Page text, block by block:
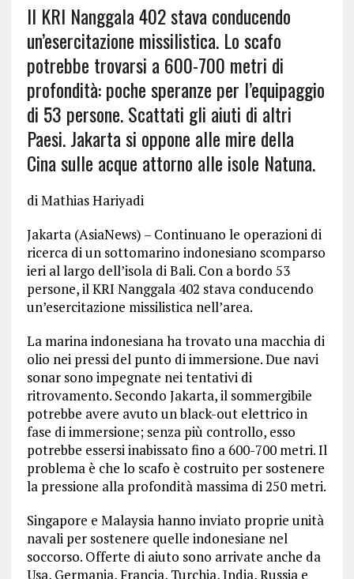
Il KRI Nanggala 402 stava conducendo
un’esercitazione missilistica. Lo scafo
potrebbe trovarsi a 600-700 metri di
profondità: poche speranze per l’equipaggio
di 53 persone. Scattati gli aiuti di altri
Paesi. Jakarta si oppone alle mire della
Cina sulle acque attorno alle isole Natuna.
di Mathias Hariyadi
Jakarta (AsiaNews) – Continuano le operazioni di
ricerca di un sottomarino indonesiano scomparso
ieri al largo dell’isola di Bali. Con a bordo 53
persone, il KRI Nanggala 402 stava conducendo
un’esercitazione missilistica nell’area.
La marina indonesiana ha trovato una macchia di
olio nei pressi del punto di immersione. Due navi
sonar sono impegnate nei tentativi di
ritrovamento. Secondo Jakarta, il sommergibile
potrebbe avere avuto un black-out elettrico in
fase di immersione; senza più controllo, esso
potrebbe essersi inabissato fino a 600-700 metri. Il
problema è che lo scafo è costruito per sostenere
la pressione alla profondità massima di 250 metri.
Singapore e Malaysia hanno inviato proprie unità
navali per sostenere quelle indonesiane nel
soccorso. Offerte di aiuto sono arrivate anche da
Usa, Germania, Francia, Turchia, India, Russia e